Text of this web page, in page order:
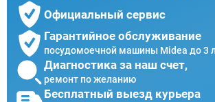
Официальный сервис
Гарантийное обслуживание
посудомоечной машины Midea до 3
Диагностика за наш счет,
ремонт по желанию
Бесплатный выезд курьера